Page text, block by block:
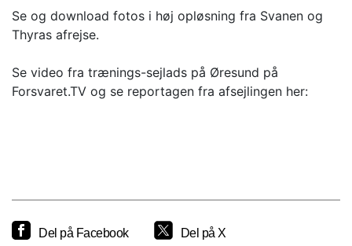
Se og download fotos i høj opløsning fra Svanen og
Thyras afrejse.
Se video fra trænings-sejlads på Øresund på
Forsvaret.TV og se reportagen fra afsejlingen her:
Del på Facebook Del på X